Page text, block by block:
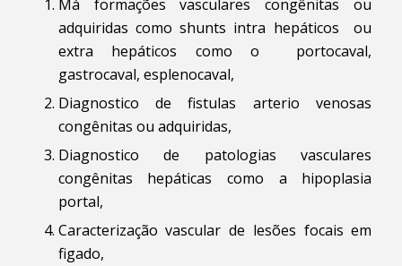
Má formações vasculares congênitas ou
adquiridas como shunts intra hepáticos ou
extra hepáticos como o portocaval,
gastrocaval, esplenocaval,
Diagnostico de fistulas arterio venosas
congênitas ou adquiridas,
Diagnostico de patologias vasculares
congênitas hepáticas como a hipoplasia
portal,
Caracterização vascular de lesões focais em
figado,